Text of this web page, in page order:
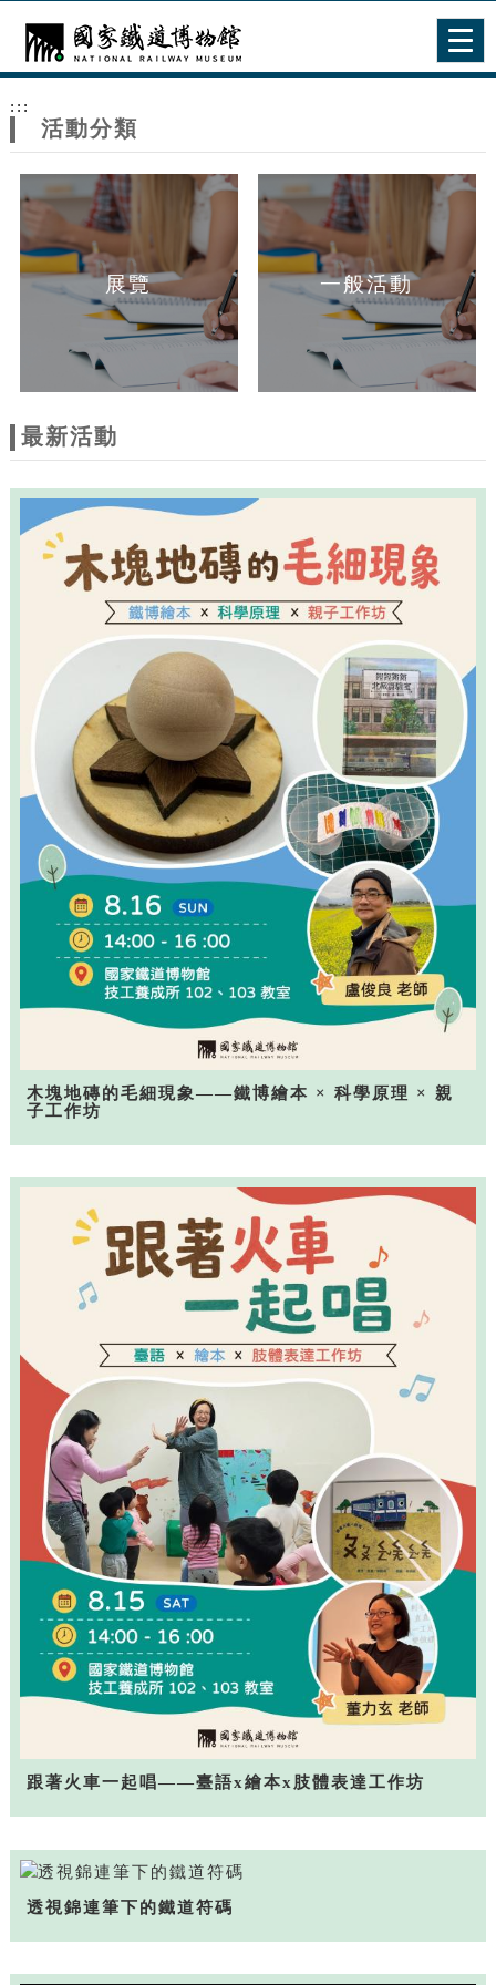
網
站
主
題
:::
活動分類
展覽 一般活動
最新活動
木塊地磚的毛細現象——鐵博繪本 × 科學原理 × 親
子工作坊
跟著火車一起唱——臺語x繪本x肢體表達工作坊
透視錦連筆下的鐵道符碼